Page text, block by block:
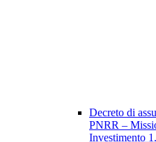
Decreto di
PNRR –
Investimento